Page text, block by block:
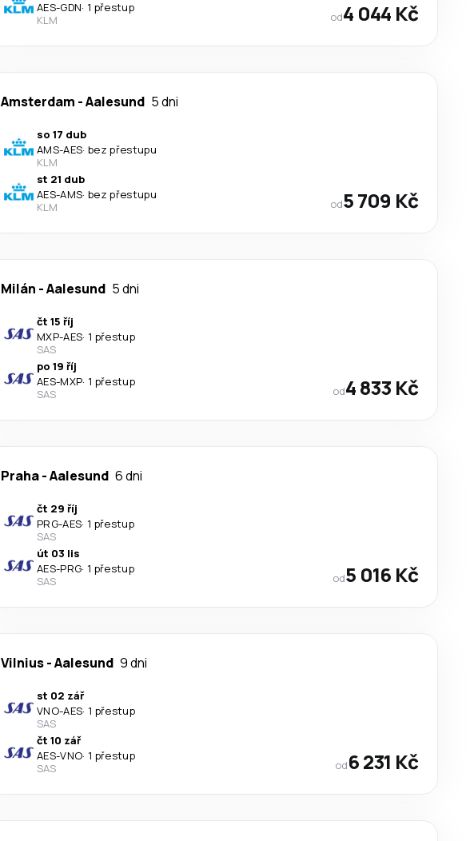
AES-GDN· 1 přestup
KLM
od4 044 Kč
Amsterdam -Aalesund 5 dni
so 17 dub
AMS-AES· bez přestupu
KLM
st 21 dub
AES-AMS· bez přestupu
KLM
od5 709 Kč
Milán -Aalesund 5 dni
čt 15 říj
MXP-AES· 1 přestup
SAS
po 19 říj
AES-MXP· 1 přestup
SAS
od4 833 Kč
Praha-Aalesund 6 dni
čt 29 říj
PRG-AES· 1 přestup
SAS
út 03 lis
AES-PRG· 1 přestup
SAS
od5 016 Kč
Vilnius-Aalesund 9 dni
st 02 zář
VNO-AES· 1 přestup
SAS
čt 10 zář
AES-VNO· 1 přestup
SAS
od6 231 Kč